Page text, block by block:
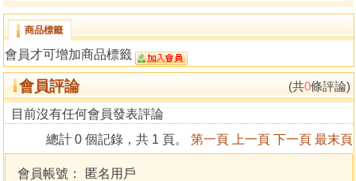
商品標籤
會員才可增加商品標籤
會員評論 (共0條評論)
目前沒有任何會員發表評論
總計 0 個記錄，共 1 頁。 第一頁 上一頁 下一頁 最末頁
會員帳號：
匿名用戶